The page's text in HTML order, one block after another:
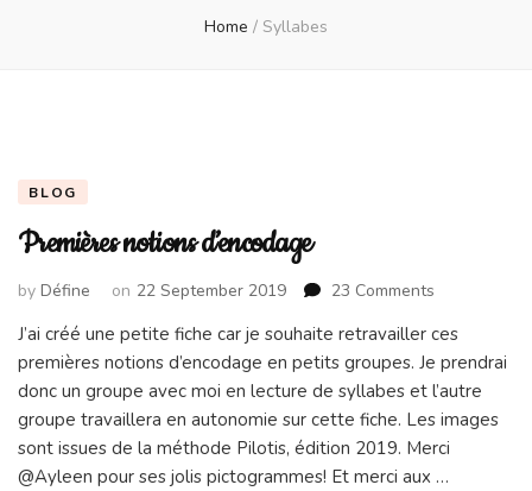
Home / Syllabes
BLOG
Premières notions d’encodage
by Défine on 22 September 2019 23 Comments
notions
d’encodage
J’ai créé une petite fiche car je souhaite retravailler ces
premières notions d’encodage en petits groupes. Je prendrai
donc un groupe avec moi en lecture de syllabes et l’autre
groupe travaillera en autonomie sur cette fiche. Les images
sont issues de la méthode Pilotis, édition 2019. Merci
@Ayleen pour ses jolis pictogrammes! Et merci aux …